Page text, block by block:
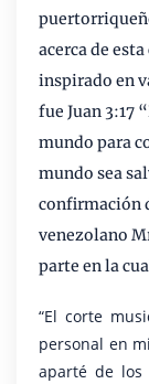
acerca de
inspirado en
fue Juan 3:17
mundo para
mundo sea
confirmación
venezolano
parte en la
“El corte
personal en
aparté de los